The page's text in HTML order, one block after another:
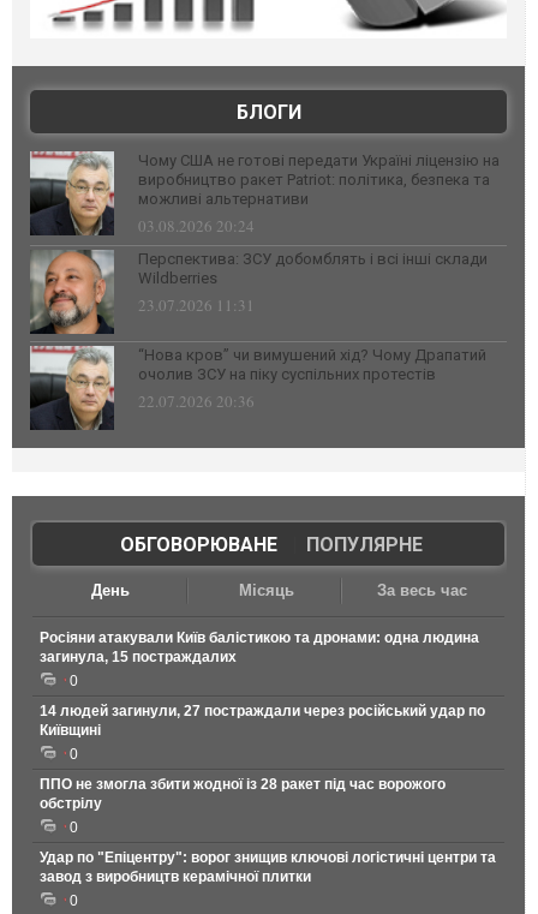
БЛОГИ
Чому США не готові передати Україні ліцензію на
виробництво ракет Patriot: політика, безпека та
можливі альтернативи
03.08.2026 20:24
Перспектива: ЗСУ добомблять і всі інші склади
Wildberries
23.07.2026 11:31
“Нова кров” чи вимушений хід? Чому Драпатий
очолив ЗСУ на піку суспільних протестів
22.07.2026 20:36
ОБГОВОРЮВАНЕ| ПОПУЛЯРНЕ
День Місяць За весь час
Росіяни атакували Київ балістикою та дронами: одна людина
загинула, 15 постраждалих
0
14 людей загинули, 27 постраждали через російський удар по
Київщині
0
ППО не змогла збити жодної із 28 ракет під час ворожого
обстрілу
0
Удар по "Епіцентру": ворог знищив ключові логістичні центри та
завод з виробництв керамічної плитки
0